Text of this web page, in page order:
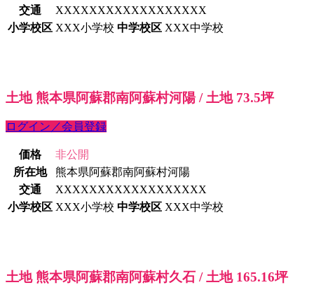
交通
XXXXXXXXXXXXXXXXXX
小学校区 XXX小学校 中学校区 XXX中学校
土地 熊本県阿蘇郡南阿蘇村河陽 / 土地 73.5坪
ログイン／会員登録
価格
非公開
所在地
熊本県阿蘇郡南阿蘇村河陽
交通
XXXXXXXXXXXXXXXXXX
小学校区 XXX小学校 中学校区 XXX中学校
土地 熊本県阿蘇郡南阿蘇村久石 / 土地 165.16坪